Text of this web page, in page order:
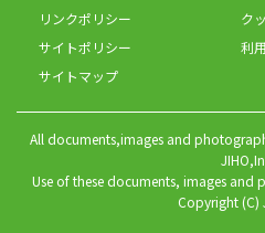
リンクポリシー
ク
サイトポリシー
利
サイトマップ
All documents,images and
Use of these documents, images
Copyright (C)